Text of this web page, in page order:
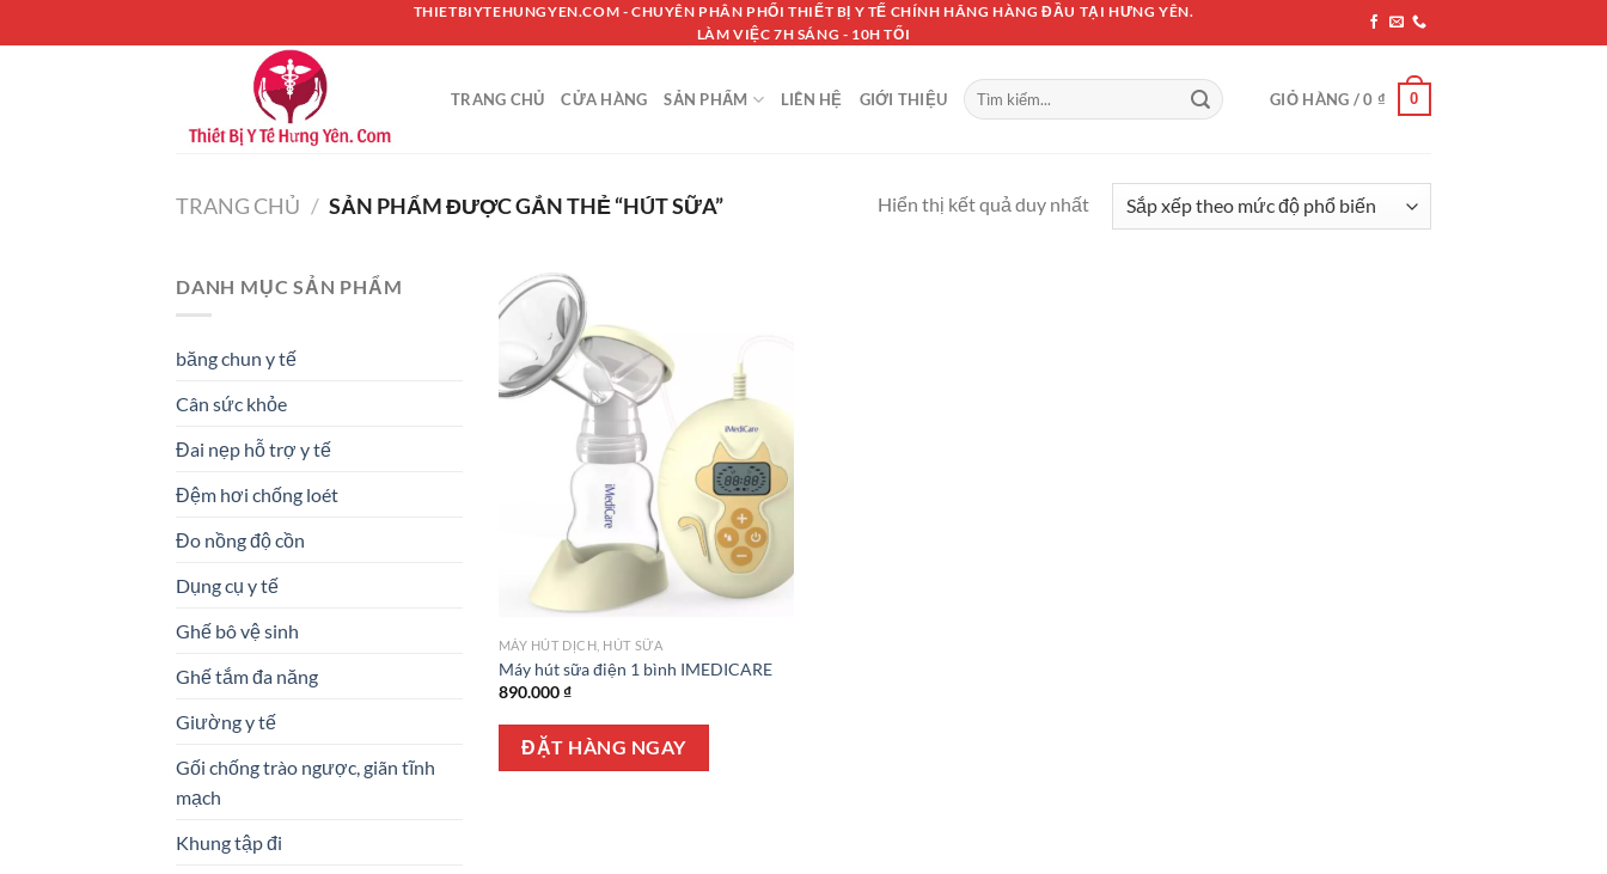
đến
THIETBIYTEHUNGYEN.COM - CHUYÊN PHÂN PHỐI THIẾT BỊ Y TẾ CHÍNH HÃNG HÀNG ĐẦU TẠI HƯNG YÊN.
LÀM VIỆC 7H SÁNG - 10H TỐI
TRANG CHỦ CỬA HÀNG SẢN PHẨM LIÊN HỆ GIỚI THIỆU
Tìm
kiếm:
GIỎ HÀNG /0 ₫ 0
TRANG CHỦ / SẢN PHẨM ĐƯỢC GẮN THẺ “HÚT SỮA” Hiển thị kết quả duy nhất
DANH MỤC SẢN PHẨM
băng chun y tế
Cân sức khỏe
Đai nẹp hỗ trợ y tế
Đệm hơi chống loét
Đo nồng độ cồn
Dụng cụ y tế
Ghế bô vệ sinh
Ghế tắm đa năng
Giường y tế
Gối chống trào ngược, giãn tĩnh
mạch
Khung tập đi
MÁY HÚT DỊCH, HÚT SỮA
Máy hút sữa điện 1 bình IMEDICARE
890.000₫
ĐẶT HÀNG NGAY